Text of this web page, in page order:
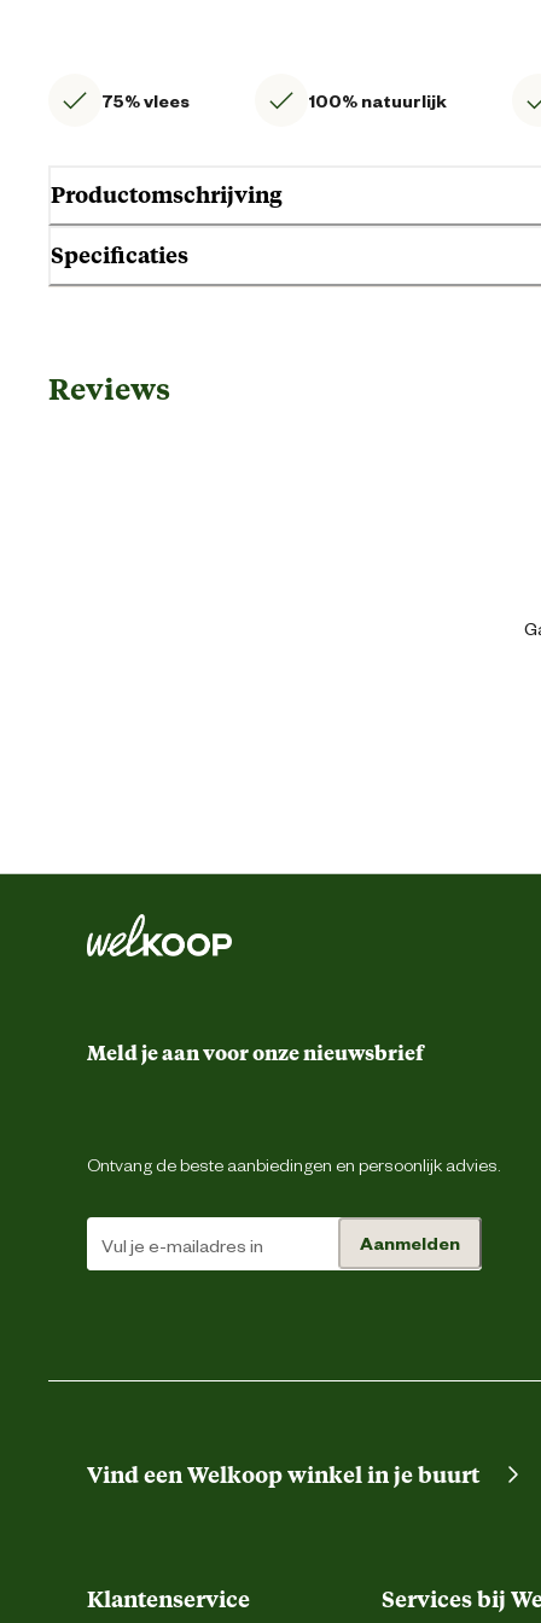
75% vlees 100% natuurlijk
Productomschrijving
Specificaties
Geschikt voor gezondheid
Leefomgeving
Type voer
Voedingsvoorschrift
rantsoen aan te passen. We raden
Reviews
Meld je aan voor onze nieuwsbrief
Ontvang de beste aanbiedingen en persoonlijk advies.
Aanmelden
Vind een Welkoop winkel in je buurt
Klantenservice Services bij